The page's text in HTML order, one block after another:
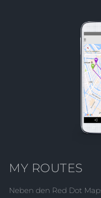
MY ROUTES
Neben den Red Dot